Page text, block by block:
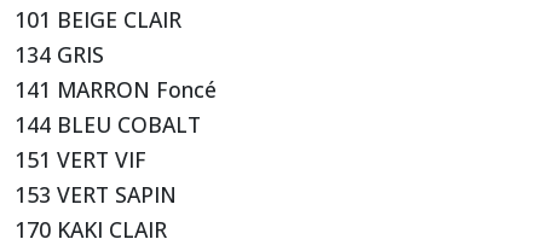
101 BEIGE CLAIR
134 GRIS
141 MARRON Foncé
144 BLEU COBALT
151 VERT VIF
153 VERT SAPIN
170 KAKI CLAIR